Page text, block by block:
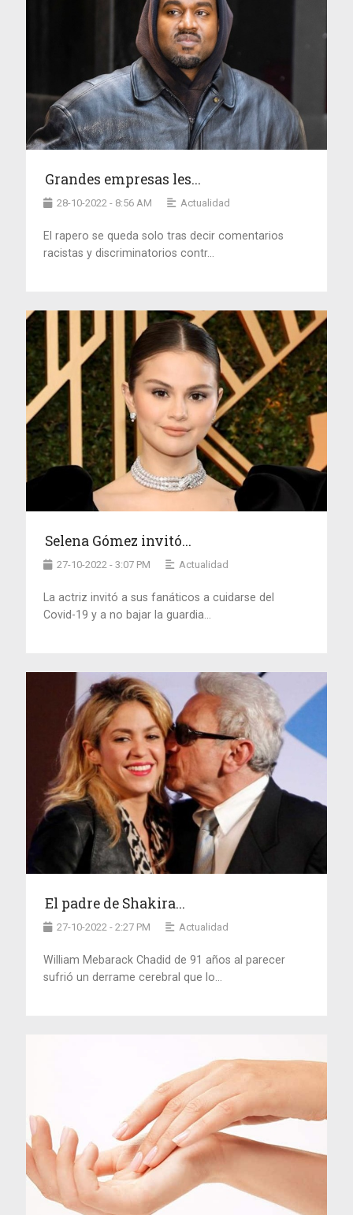
Grandes empresas les...
28-10-2022 - 8:56 AM Actualidad
El rapero se queda solo tras decir comentarios
racistas y discriminatorios contr...
Selena Gómez invitó...
27-10-2022 - 3:07 PM Actualidad
La actriz invitó a sus fanáticos a cuidarse del
Covid-19 y a no bajar la guardia...
El padre de Shakira...
27-10-2022 - 2:27 PM Actualidad
William Mebarack Chadid de 91 años al parecer
sufrió un derrame cerebral que lo...